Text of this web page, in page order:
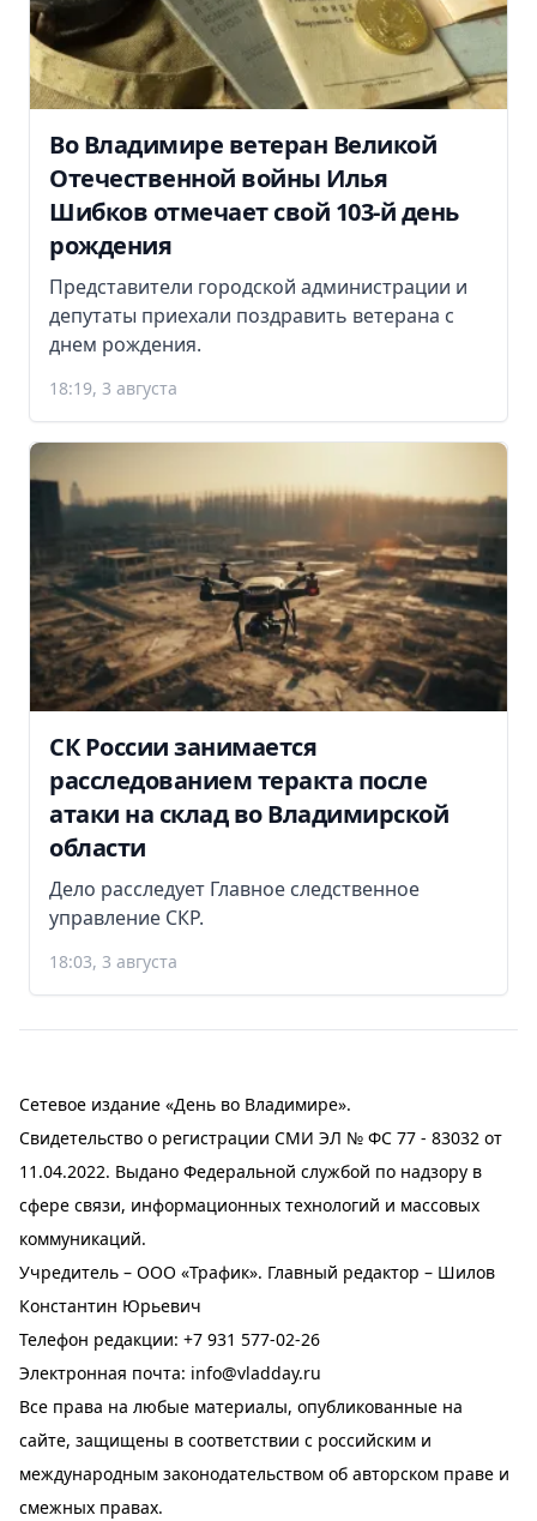
Во Владимире ветеран Великой
Отечественной войны Илья
Шибков отмечает свой 103-й день
рождения
Представители городской администрации и
депутаты приехали поздравить ветерана с
днем рождения.
18:19, 3 августа
СК России занимается
расследованием теракта после
атаки на склад во Владимирской
области
Дело расследует Главное следственное
управление СКР.
18:03, 3 августа
Сетевое издание «День во Владимире».
Свидетельство о регистрации СМИ ЭЛ № ФС 77 - 83032 от
11.04.2022. Выдано Федеральной службой по надзору в
сфере связи, информационных технологий и массовых
коммуникаций.
Учредитель – ООО «Трафик». Главный редактор – Шилов
Константин Юрьевич
Телефон редакции: +7 931 577-02-26
Электронная почта: info@vladday.ru
Все права на любые материалы, опубликованные на
сайте, защищены в соответствии с российским и
международным законодательством об авторском праве и
смежных правах.